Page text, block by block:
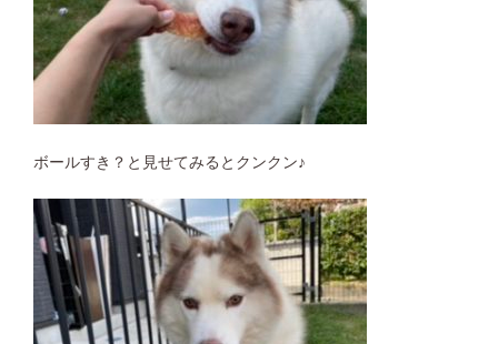
ボールすき？と見せてみるとクンクン♪